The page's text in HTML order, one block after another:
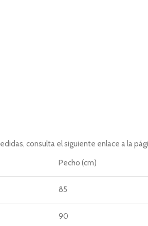
consulta el siguiente enlace a la
Pecho (cm)
85
90